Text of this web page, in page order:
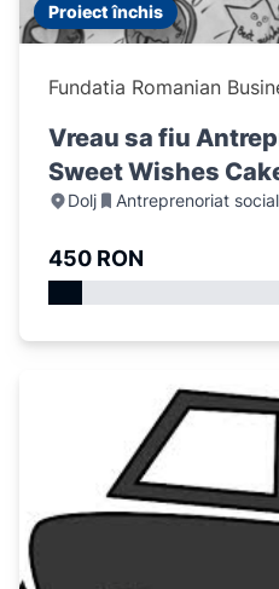
Proiect închis
Fundatia Romanian
Vreau sa fiu
Sweet Wishes
Dolj Antreprenoriat social
450 RON